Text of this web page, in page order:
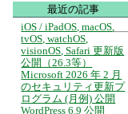
最近の記事
iOS / iPadOS, macOS,
tvOS, watchOS,
visionOS, Safari 更新版
公開（26.3等）
Microsoft 2026 年 2 月
のセキュリティ更新プ
ログラム (月例) 公開
WordPress 6.9 公開